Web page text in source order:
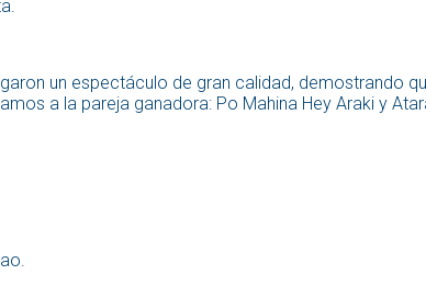
un espectáculo de gran calidad, demostrando
a la pareja ganadora: Po Mahina Hey Araki y